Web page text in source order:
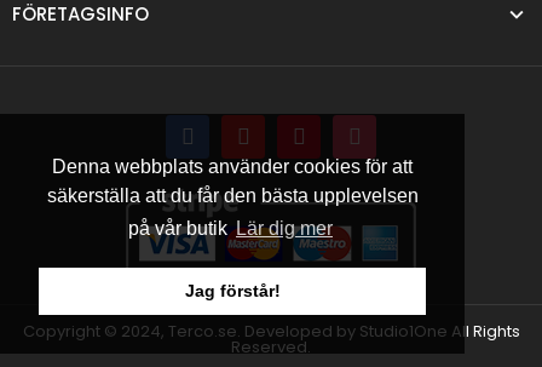
Denna webbplats använder cookies för att
säkerställa att du får den bästa upplevelsen
på vår butikLär dig mer
Jag förstår!
FÖRETAGSINFO
Copyright © 2024, Terco.se. Developed by Studio1One All Rights
Reserved.